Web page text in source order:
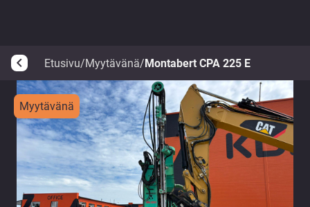
arrow_back_ios Etusivu/Myytävänä/Montabert CPA 225 E
Myytävänä